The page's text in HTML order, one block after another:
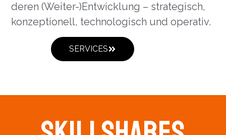
deren (Weiter-)Entwicklung – strategisch,
konzeptionell, technologisch und operativ.
SERVICES